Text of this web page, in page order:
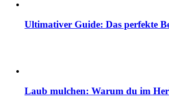
Ultimativer Guide: Das perfekte
Laub mulchen: Warum du im